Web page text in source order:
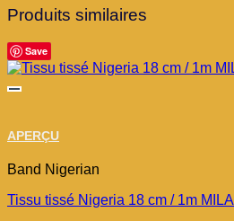
Produits similaires
Save
APERÇU
Band Nigerian
Tissu tissé Nigeria 18 cm / 1m MILA